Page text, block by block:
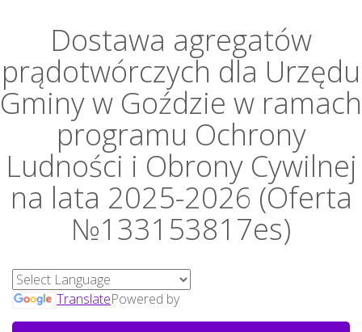
Dostawa agregatów
prądotwórczych dla Urzędu
Gminy w Goździe w ramach
programu Ochrony
Ludności i Obrony Cywilnej
na lata 2025-2026 (Oferta
№133153817es)
Powered by
Translate